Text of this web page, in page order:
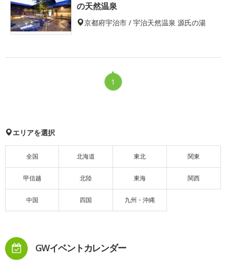
の天然温泉
京都府宇治市 / 宇治天然温泉 源氏の湯
1
エリアを選択
全国 北海道 東北 関東
甲信越 北陸 東海 関西
中国 四国 九州・沖縄
GWイベントカレンダー